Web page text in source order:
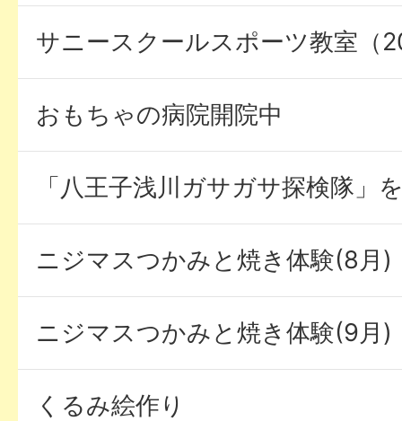
サニースクールスポーツ教室（
おもちゃの病院開院中
「八王子浅川ガサガサ探検隊」
ニジマスつかみと焼き体験(8月)
ニジマスつかみと焼き体験(9月)
くるみ絵作り